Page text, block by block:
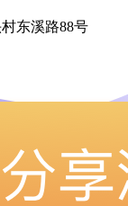
东溪路88号